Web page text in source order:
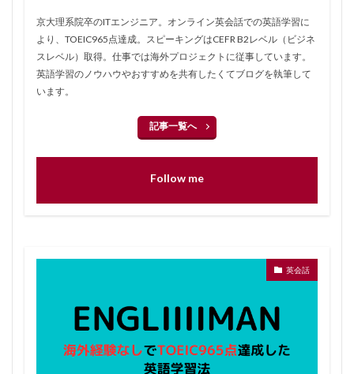
京大理系院卒のITエンジニア。オンライン英会話での英語学習に
より、TOEIC965点達成。スピーキングはCEFR B2レベル（ビジネ
スレベル）取得。仕事では海外プロジェクトに従事しています。
英語学習のノウハウやおすすめを共有したくてブログを執筆して
います。
記事一覧へ
Follow me
英会話